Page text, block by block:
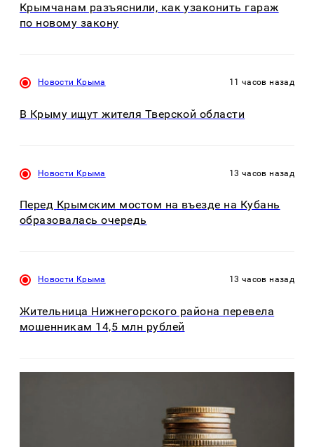
Крымчанам разъяснили, как узаконить гараж
по новому закону
Новости Крыма 11 часов назад
В Крыму ищут жителя Тверской области
Новости Крыма 13 часов назад
Перед Крымским мостом на въезде на Кубань
образовалась очередь
Новости Крыма 13 часов назад
Жительница Нижнегорского района перевела
мошенникам 14,5 млн рублей